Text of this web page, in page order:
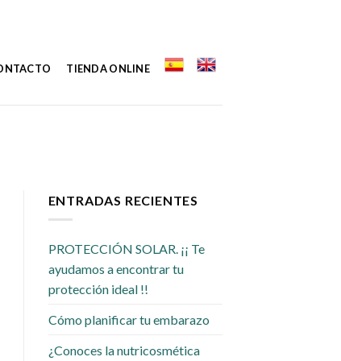
TIENDA ONLINE
ENTRADAS RECIENTES
PROTECCIÓN SOLAR. ¡¡ Te
ayudamos a encontrar tu
protección ideal !!
Cómo planificar tu embarazo
¿Conoces la nutricosmética